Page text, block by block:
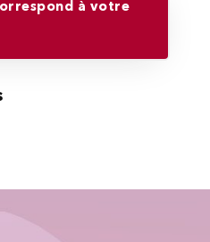
à votre